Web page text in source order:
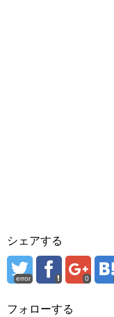
シェアする
error 0
フォローする